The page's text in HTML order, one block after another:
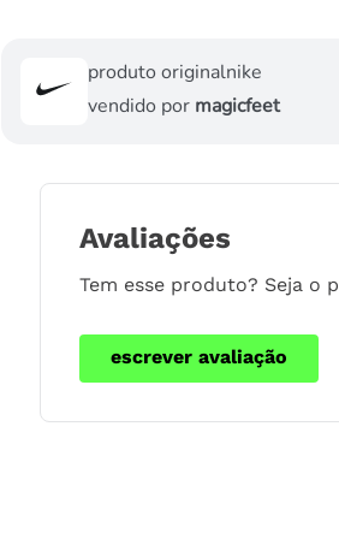
produto originalnike
vendido por magicfeet
Avaliações
Tem esse produto? Seja o
escrever avaliação